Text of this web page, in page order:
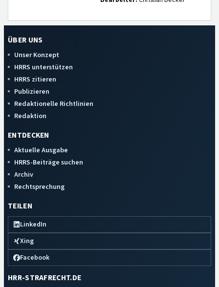
ÜBER UNS
Unser Konzept
HRRS unterstützen
HRRS zitieren
Publizieren
Redaktionelle Richtlinien
Redaktion
ENTDECKEN
Aktuelle Ausgabe
HRRS-Beiträge suchen
Archiv
Rechtsprechung
TEILEN
LinkedIn
Xing
Facebook
HRR-STRAFRECHT.DE